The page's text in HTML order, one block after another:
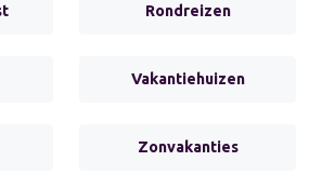
Rondreizen
Vakantiehuizen
Zonvakanties